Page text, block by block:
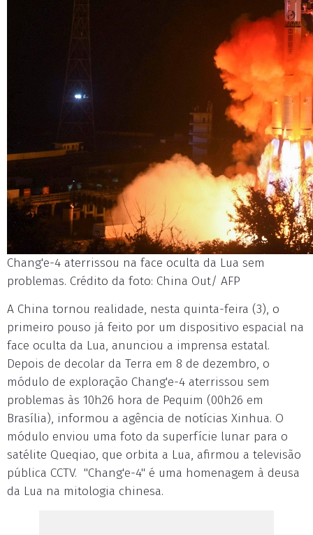
Chang'e-4 aterrissou na face oculta da Lua sem
problemas. Crédito da foto: China Out/ AFP
A China tornou realidade, nesta quinta-feira (3), o
primeiro pouso já feito por um dispositivo espacial na
face oculta da Lua, anunciou a imprensa estatal.
Depois de decolar da Terra em 8 de dezembro, o
módulo de exploração Chang'e-4 aterrissou sem
problemas às 10h26 hora de Pequim (00h26 em
Brasília), informou a agência de notícias Xinhua. O
módulo enviou uma foto da superfície lunar para o
satélite Queqiao, que orbita a Lua, afirmou a televisão
pública CCTV. "Chang'e-4" é uma homenagem à deusa
da Lua na mitologia chinesa.